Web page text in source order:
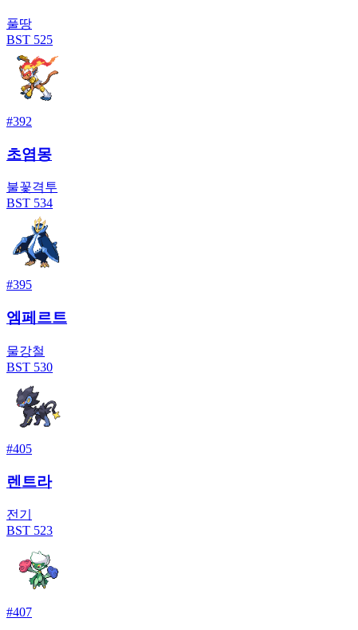
풀땅
BST 525
#392
초염몽
불꽃격투
BST 534
#395
엠페르트
물강철
BST 530
#405
렌트라
전기
BST 523
#407